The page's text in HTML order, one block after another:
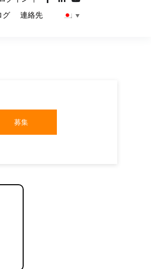
グ 連絡先
募集